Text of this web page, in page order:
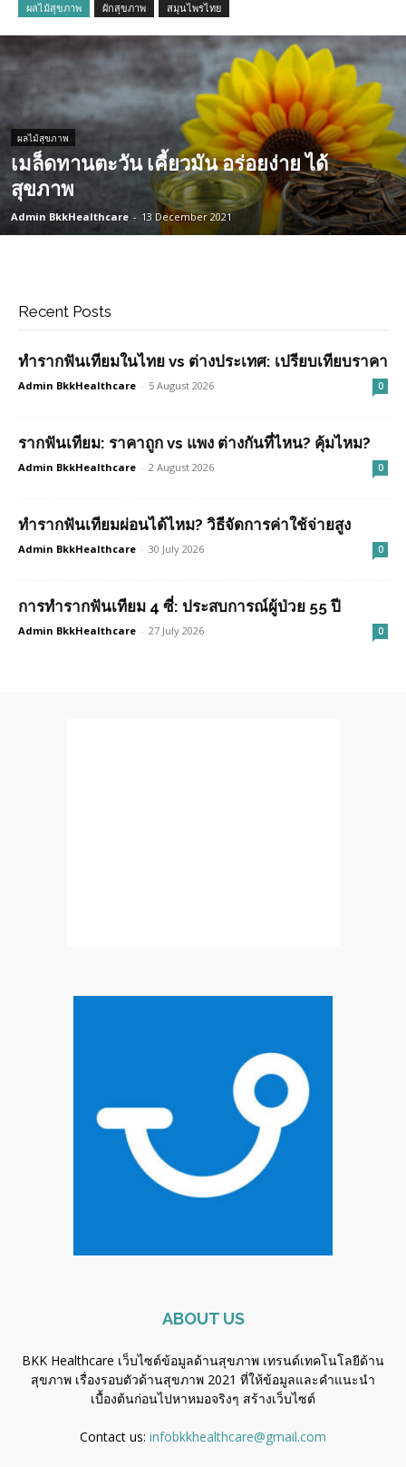
ผลไม้สุขภาพ ผักสุขภาพ สมุนไพรไทย
ผลไม้สุขภาพ
เมล็ดทานตะวัน เคี้ยวมัน อร่อยง่าย ได้
สุขภาพ
Admin BkkHealthcare - 13 December 2021
Recent Posts
ทำรากฟันเทียมในไทย vs ต่างประเทศ: เปรียบเทียบราคา
Admin BkkHealthcare - 5 August 2026 0
รากฟันเทียม: ราคาถูก vs แพง ต่างกันที่ไหน? คุ้มไหม?
Admin BkkHealthcare - 2 August 2026 0
ทำรากฟันเทียมผ่อนได้ไหม? วิธีจัดการค่าใช้จ่ายสูง
Admin BkkHealthcare - 30 July 2026 0
การทำรากฟันเทียม 4 ซี่: ประสบการณ์ผู้ป่วย 55 ปี
Admin BkkHealthcare - 27 July 2026 0
ABOUT US
BKK Healthcare เว็บไซต์ข้อมูลด้านสุขภาพ เทรนด์เทคโนโลยีด้าน
สุขภาพ เรื่องรอบตัวด้านสุขภาพ 2021 ที่ให้ข้อมูลและคำแนะนำ
เบื้องต้นก่อนไปหาหมอจริงๆ สร้างเว็บไซต์
Contact us: infobkkhealthcare@gmail.com